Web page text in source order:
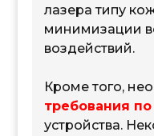
лазера типу
минимизации
воздействий.
Кроме того,
требования
устройства.